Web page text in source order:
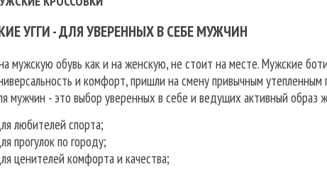
УГГИ - ДЛЯ УВЕРЕННЫХ В СЕБЕ МУЖЧИН
мужскую обувь как и на женскую, не стоит на месте. Мужские
и комфорт, пришли на смену привычным
мужчин - это выбор уверенных в себе и ведущих активный образ
любителей спорта;
прогулок по городу;
ценителей комфорта и качества;